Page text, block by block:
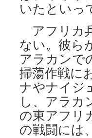
いたといっ
アフリカ
ない。彼ら
アラカンで
掃蕩作戦に
ナやナイジ
し、アラカ
の東アフリ
の戦闘には